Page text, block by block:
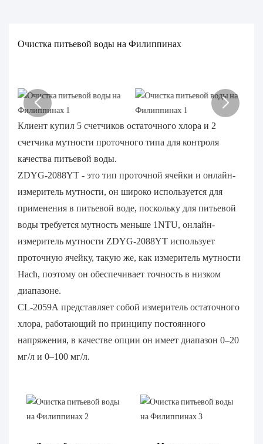
Очистка питьевой воды на Филиппинах
Клиент купил 5 счетчиков остаточного хлора и 2
счетчика мутности проточного типа для контроля
качества питьевой воды.
ZDYG-2088YT - это тип проточной ячейки и онлайн-
измеритель мутности, он широко используется для
применения в питьевой воде, поскольку для питьевой
воды требуется мутность меньше 1NTU, онлайн-
измеритель мутности ZDYG-2088YT использует
проточную ячейку, такую ​​же, как измеритель мутности
Hach, поэтому он обеспечивает точность в низком
диапазоне.
CL-2059A представляет собой измеритель остаточного
хлора, работающий по принципу постоянного
напряжения, в качестве опции он имеет диапазон 0–20
мг/л и 0–100 мг/л.